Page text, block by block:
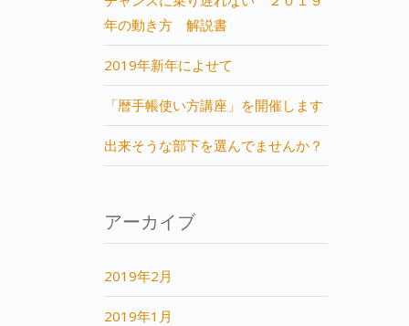
年の動き方 解説書
2019年新年によせて
「暦手帳使い方講座」を開催します
出来そうな部下を選んでませんか？
アーカイブ
2019年2月
2019年1月